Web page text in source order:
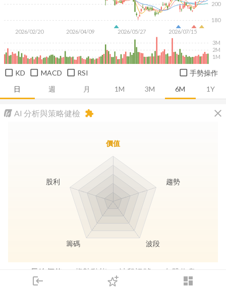
login dashboard
下單
日 週 月 1M 3M 6M 1Y
2026/02/20 2026/04/09 2026/05/27 2026/07/15
180
200
1M
2M
3M
KD MACD RSI 手勢操作
AI 分析與策略健檢 close
extension
長線價值 趨勢動能 波段訊號 存股收息
價值
趨勢
波段
籌碼
股利